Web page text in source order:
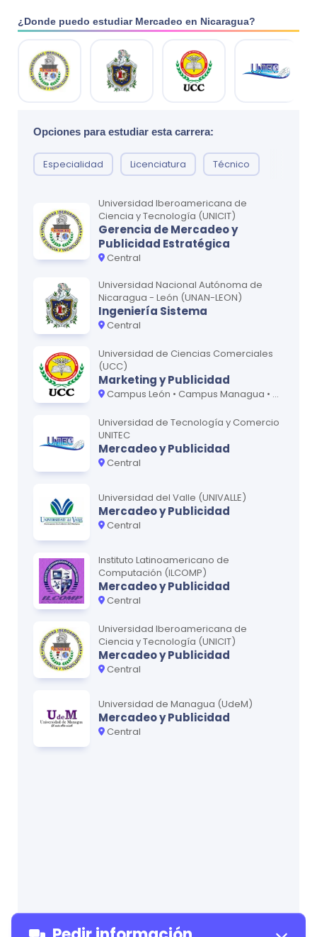
¿Donde puedo estudiar Mercadeo en Nicaragua?
Opciones para estudiar esta carrera:
Especialidad Licenciatura Técnico
Universidad Iberoamericana de
Ciencia y Tecnología (UNICIT)
Gerencia de Mercadeo y
Publicidad Estratégica
Central
Universidad Nacional Autónoma de
Nicaragua - León (UNAN-LEON)
Ingeniería Sistema
Central
Universidad de Ciencias Comerciales
(UCC)
Marketing y Publicidad
Campus León • Campus Managua • Campus Matagalpa
Universidad de Tecnología y Comercio
UNITEC
Mercadeo y Publicidad
Central
Universidad del Valle (UNIVALLE)
Mercadeo y Publicidad
Central
Instituto Latinoamericano de
Computación (ILCOMP)
Mercadeo y Publicidad
Central
Universidad Iberoamericana de
Ciencia y Tecnología (UNICIT)
Mercadeo y Publicidad
Central
Universidad de Managua (UdeM)
Mercadeo y Publicidad
Central